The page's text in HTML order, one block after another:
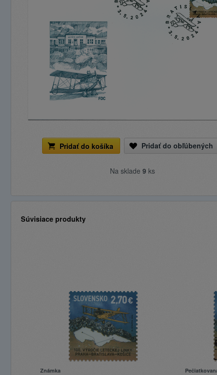
Pridať do košíka Pridať do obľúbených
Na sklade 9 ks
Súvisiace produkty
Známka